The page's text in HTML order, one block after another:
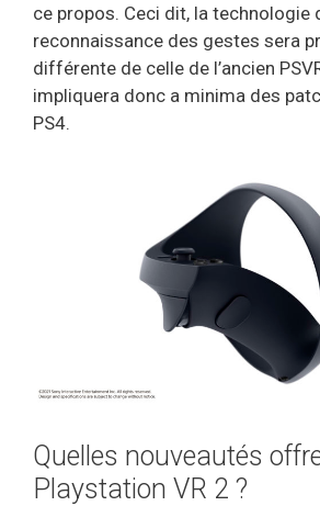
ce propos. Ceci dit, la technologie
reconnaissance des gestes sera
différente de celle de l’ancien
impliquera donc a minima des
PS4.
Quelles nouveautés
Playstation VR 2 ?